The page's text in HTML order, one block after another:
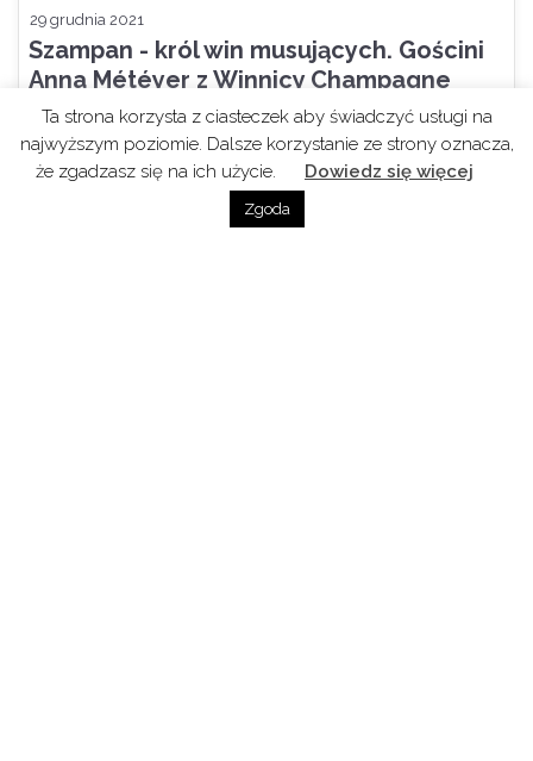
29 grudnia 2021
Szampan - król win musujących. Gościni
Anna Météyer z Winnicy Champagne
Météyer Père et Fils
Ta strona korzysta z ciasteczek aby świadczyć usługi na
najwyższym poziomie. Dalsze korzystanie ze strony oznacza,
że zgadzasz się na ich użycie.
Dowiedz się więcej
Zgoda